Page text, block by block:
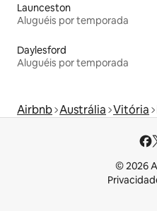
Launceston
Aluguéis por temporada
Daylesford
Aluguéis por temporada
Airbnb Austrália Vitória
© 2026